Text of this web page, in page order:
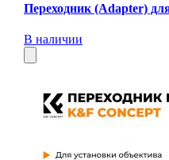
Переходник (Adapter)
В наличии